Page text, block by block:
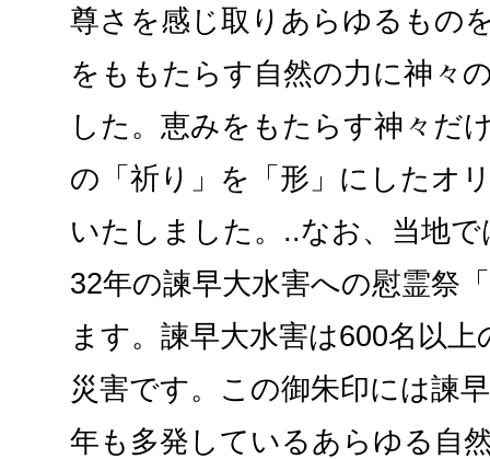
尊さを感じ取りあらゆるもの
をももたらす自然の力に神々
した。恵みをもたらす神々だ
の「祈り」を「形」にしたオ
いたしました。..なお、当地
32年の諫早大水害への慰霊祭
ます。諫早大水害は600名以
災害です。この御朱印には諫
年も多発しているあらゆる自